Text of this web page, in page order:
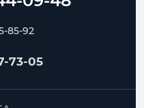
85-92
73-05